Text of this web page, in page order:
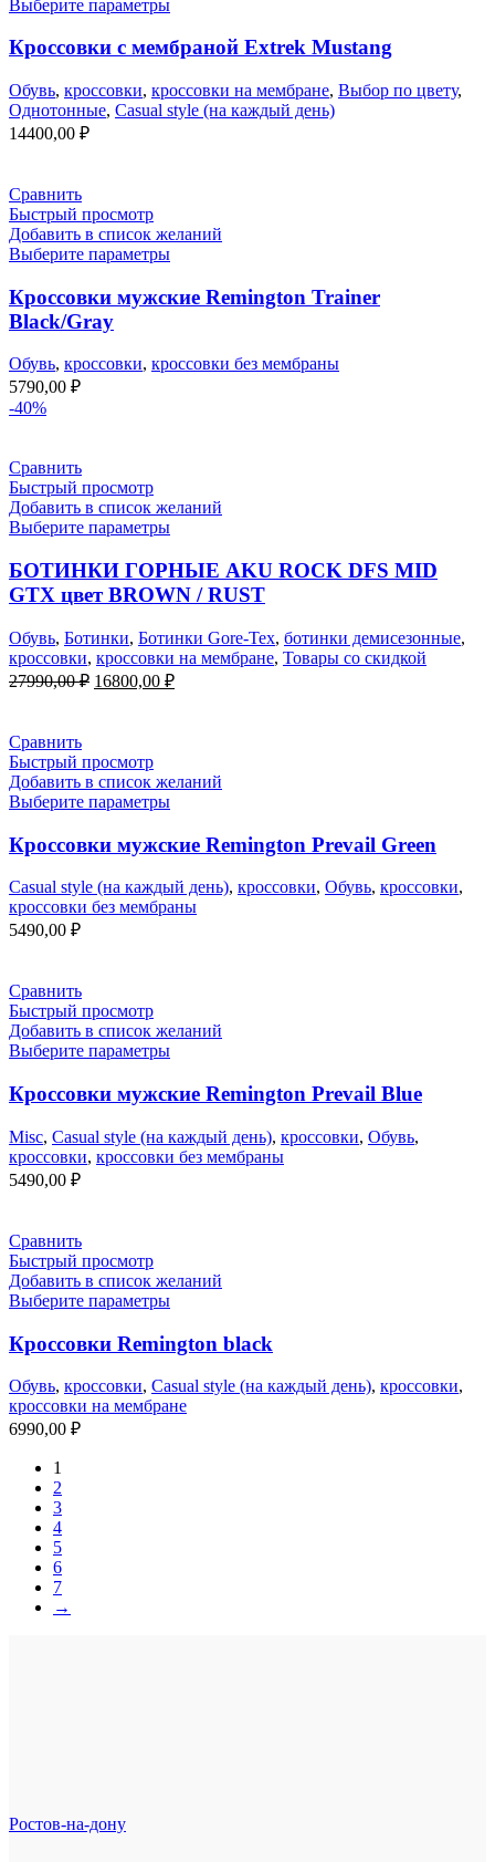
Выберите параметры
Кроссовки с мембраной Extrek Mustang
Обувь, кроссовки, кроссовки на мембране, Выбор по цвету,
Однотонные, Casual style (на каждый день)
14400,00 ₽
Сравнить
Быстрый просмотр
Добавить в список желаний
Выберите параметры
Кроссовки мужские Remington Trainer
Black/Gray
Обувь, кроссовки, кроссовки без мембраны
5790,00 ₽
-40%
Сравнить
Быстрый просмотр
Добавить в список желаний
Выберите параметры
БОТИНКИ ГОРНЫЕ AKU ROCK DFS MID
GTX цвет BROWN / RUST
Обувь, Ботинки, Ботинки Gore-Tex, ботинки демисезонные,
кроссовки, кроссовки на мембране, Товары со скидкой
27990,00₽ Первоначальная
16800,00 ₽Текущая
Сравнить
Быстрый просмотр
Добавить в список желаний
Выберите параметры
Кроссовки мужские Remington Prevail Green
Casual style (на каждый день), кроссовки, Обувь, кроссовки,
кроссовки без мембраны
5490,00 ₽
Сравнить
Быстрый просмотр
Добавить в список желаний
Выберите параметры
Кроссовки мужские Remington Prevail Blue
Misc, Casual style (на каждый день), кроссовки, Обувь,
кроссовки, кроссовки без мембраны
5490,00 ₽
Сравнить
Быстрый просмотр
Добавить в список желаний
Выберите параметры
Кроссовки Remington black
Обувь, кроссовки, Casual style (на каждый день), кроссовки,
кроссовки на мембране
6990,00 ₽
1
2
3
4
5
6
7
→
Ростов-на-дону